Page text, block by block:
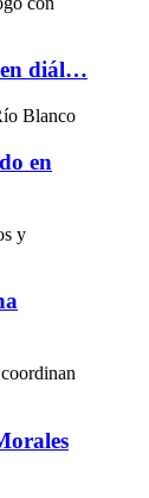
en diál…
en